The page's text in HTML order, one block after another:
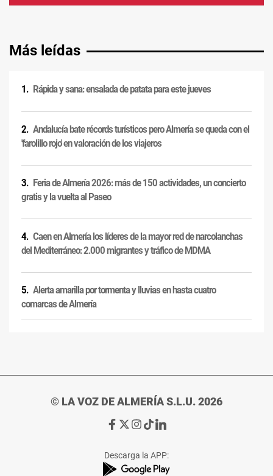
Más leídas
Rápida y sana: ensalada de patata para este jueves
Andalucía bate récords turísticos pero Almería se queda con el
'farolillo rojo' en valoración de los viajeros
Feria de Almería 2026: más de 150 actividades, un concierto
gratis y la vuelta al Paseo
Caen en Almería los líderes de la mayor red de narcolanchas
del Mediterráneo: 2.000 migrantes y tráfico de MDMA
Alerta amarilla por tormenta y lluvias en hasta cuatro
comarcas de Almería
© LA VOZ DE ALMERÍA S.L.U. 2026
Ir
de
La
Ir
de
La
Ir
de
La
Ir
de
La
Ir
de
La
Descarga la APP: